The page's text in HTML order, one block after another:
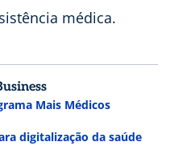
médica.
Mais Médicos
digitalização da saúde